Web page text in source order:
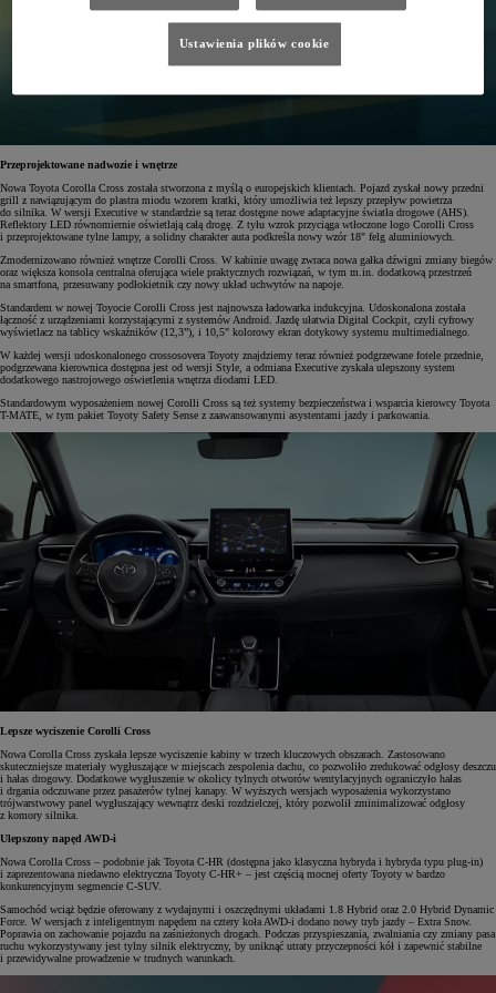
Przeprojektowane nadwozie i wnętrze
Nowa Toyota Corolla Cross została stworzona z myślą o europejskich klientach. Pojazd zyskał nowy przedni
grill z nawiązującym do plastra miodu wzorem kratki, który umożliwia też lepszy przepływ powietrza
do silnika. W wersji Executive w standardzie są teraz dostępne nowe adaptacyjne światła drogowe (AHS).
Reflektory LED równomiernie oświetlają całą drogę. Z tyłu wzrok przyciąga wtłoczone logo Corolli Cross
i przeprojektowane tylne lampy, a solidny charakter auta podkreśla nowy wzór 18" felg aluminiowych.
Zmodernizowano również wnętrze Corolli Cross. W kabinie uwagę zwraca nowa gałka dźwigni zmiany biegów
oraz większa konsola centralna oferująca wiele praktycznych rozwiązań, w tym m.in. dodatkową przestrzeń
na smartfona, przesuwany podłokietnik czy nowy układ uchwytów na napoje.
Standardem w nowej Toyocie Corolli Cross jest najnowsza ładowarka indukcyjna. Udoskonalona została
łączność z urządzeniami korzystającymi z systemów Android. Jazdę ułatwia Digital Cockpit, czyli cyfrowy
wyświetlacz na tablicy wskaźników (12,3”), i 10,5" kolorowy ekran dotykowy systemu multimedialnego.
W każdej wersji udoskonalonego crossosovera Toyoty znajdziemy teraz również podgrzewane fotele przednie,
podgrzewana kierownica dostępna jest od wersji Style, a odmiana Executive zyskała ulepszony system
dodatkowego nastrojowego oświetlenia wnętrza diodami LED.
Standardowym wyposażeniem nowej Corolli Cross są też systemy bezpieczeństwa i wsparcia kierowcy Toyota
T-MATE, w tym pakiet Toyoty Safety Sense z zaawansowanymi asystentami jazdy i parkowania.
Lepsze wyciszenie Corolli Cross
Nowa Corolla Cross zyskała lepsze wyciszenie kabiny w trzech kluczowych obszarach. Zastosowano
skuteczniejsze materiały wygłuszające w miejscach zespolenia dachu, co pozwoliło zredukować odgłosy deszczu
i hałas drogowy. Dodatkowe wygłuszenie w okolicy tylnych otworów wentylacyjnych ograniczyło hałas
i drgania odczuwane przez pasażerów tylnej kanapy. W wyższych wersjach wyposażenia wykorzystano
trójwarstwowy panel wygłuszający wewnątrz deski rozdzielczej, który pozwolił zminimalizować odgłosy
z komory silnika.
Ulepszony napęd AWD-i
Nowa Corolla Cross – podobnie jak Toyota C-HR (dostępna jako klasyczna hybryda i hybryda typu plug-in)
i zaprezentowana niedawno elektryczna Toyoty C-HR+ – jest częścią mocnej oferty Toyoty w bardzo
konkurencyjnym segmencie C-SUV.
Samochód wciąż będzie oferowany z wydajnymi i oszczędnymi układami 1.8 Hybrid oraz 2.0 Hybrid Dynamic
Force. W wersjach z inteligentnym napędem na cztery koła AWD-i dodano nowy tryb jazdy – Extra Snow.
Poprawia on zachowanie pojazdu na zaśnieżonych drogach. Podczas przyspieszania, zwalniania czy zmiany pasa
ruchu wykorzystywany jest tylny silnik elektryczny, by uniknąć utraty przyczepności kół i zapewnić stabilne
i przewidywalne prowadzenie w trudnych warunkach.
Ustawienia plików cookie